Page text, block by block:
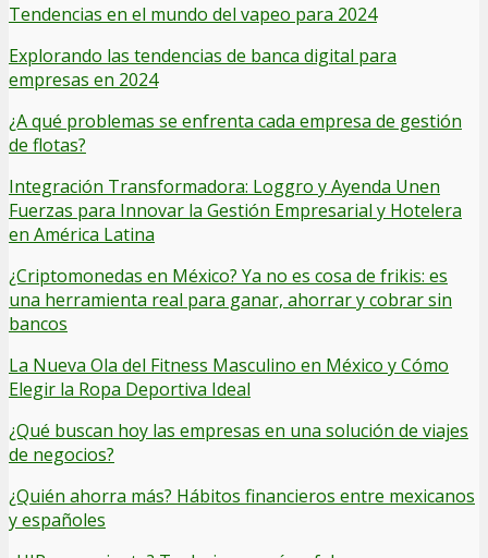
Tendencias en el mundo del vapeo para 2024
Explorando las tendencias de banca digital para
empresas en 2024
¿A qué problemas se enfrenta cada empresa de gestión
de flotas?
Integración Transformadora: Loggro y Ayenda Unen
Fuerzas para Innovar la Gestión Empresarial y Hotelera
en América Latina
¿Criptomonedas en México? Ya no es cosa de frikis: es
una herramienta real para ganar, ahorrar y cobrar sin
bancos
La Nueva Ola del Fitness Masculino en México y Cómo
Elegir la Ropa Deportiva Ideal
¿Qué buscan hoy las empresas en una solución de viajes
de negocios?
¿Quién ahorra más? Hábitos financieros entre mexicanos
y españoles